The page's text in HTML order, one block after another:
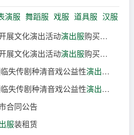
2026-08-07
演服 舞蹈服 戏服 道具服 汉服
展文化演出活动演出服购买（现代舞）
2小时前
展文化演出活动演出服购买（新疆舞）
2小时前
失传剧种清音戏公益性演出服
8小时前
失传剧种清音戏公益性演出服
合同公告
服装租赁